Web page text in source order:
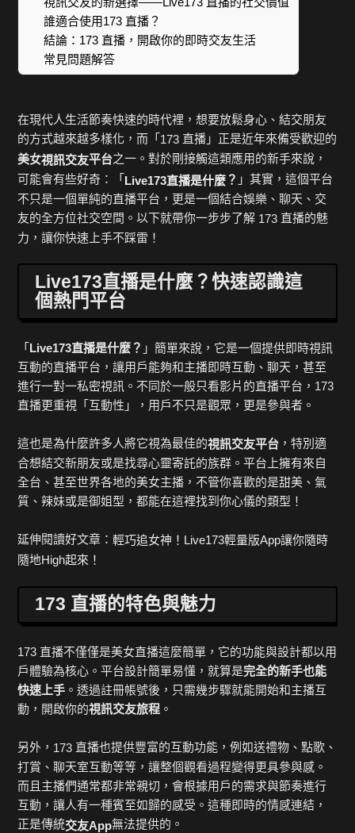
誰適合使用173 直播？
結論：173 直播，開啟你的即時交友生活
常見問題解答
在現代人生活節奏快速的時代裡，想要放鬆身心、結交朋友
的方式越來越多樣化，而「 173 直播」正是近年來備受歡迎的
美女視訊交友平台之一。對於剛接觸這類應用的新手來說，
可能會有些好奇：「 Live173直播是什麼 ？ 」其實，這個平台
不只是一個單純的直播平台，更是一個結合娛樂、聊天、交
友的全方位社交空間。以下就帶你一步步了解 173 直播的魅
力，讓你快速上手不踩雷！
Live173直播是什麼？快速認識這
個熱門平台
「 Live173直播是什麼？ 」簡單來說，它是一個提供即時視訊
互動的直播平台，讓用戶能夠和主播即時互動、聊天，甚至
進行一對一私密視訊。不同於一般只看影片的直播平台，173
直播更重視「互動性」，用戶不只是觀眾，更是參與者。
這也是為什麼許多人將它視為最佳的視訊交友平台 ，特別適
合想結交新朋友或是找尋心靈寄託的族群。平台上擁有來自
全台、甚至世界各地的美女主播，不管你喜歡的是甜美、氣
質、辣妹或是御姐型，都能在這裡找到你心儀的類型！
延伸閱讀好文章：輕巧追女神！Live173輕量版App讓你隨時
隨地High起來！
173 直播的特色與魅力
173 直播不僅僅是美女直播這麼簡單，它的功能與設計都以用
戶體驗為核心。平台設計簡單易懂，就算是完全的新手也能
快速上手 。透過註冊帳號後，只需幾步驟就能開始和主播互
動，開啟你的視訊交友旅程 。
另外， 173 直播也提供豐富的互動功能，例如送禮物、點歌、
打賞、聊天室互動等等，讓整個觀看過程變得更具參與感。
而且主播們通常都非常親切，會根據用戶的需求與節奏進行
互動，讓人有一種賓至如歸的感受。這種即時的情感連結，
正是傳統交友App無法提供的。